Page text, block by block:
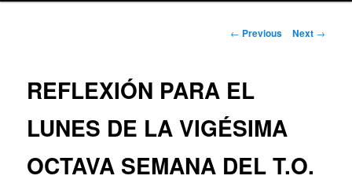
Post
← Previous Next →
REFLEXIÓN PARA EL
LUNES DE LA VIGÉSIMA
OCTAVA SEMANA DEL T.O.